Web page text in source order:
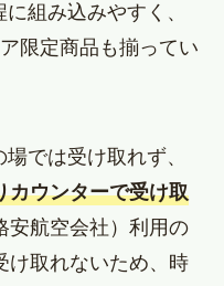
組み込みやすく、
限定商品も揃ってい
では受け取れず、
カウンターで受け取
安航空会社）利用の
け取れないため、時